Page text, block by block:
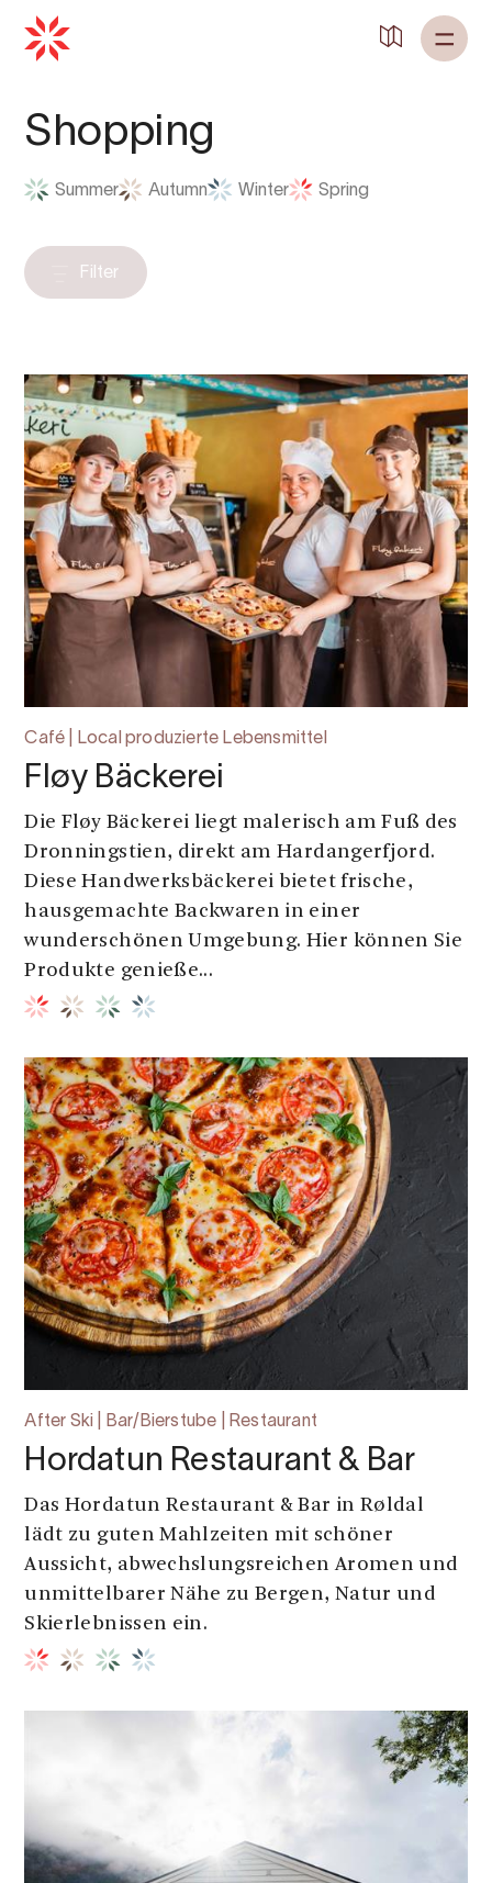
Shopping
Summer Autumn Winter Spring
Filter
Café | Local produzierte Lebensmittel
Fløy Bäckerei
Die Fløy Bäckerei liegt malerisch am Fuß des
Dronningstien, direkt am Hardangerfjord.
Diese Handwerksbäckerei bietet frische,
hausgemachte Backwaren in einer
wunderschönen Umgebung. Hier können Sie
Produkte genieße...
After Ski | Bar/Bierstube | Restaurant
Hordatun Restaurant & Bar
Das Hordatun Restaurant & Bar in Røldal
lädt zu guten Mahlzeiten mit schöner
Aussicht, abwechslungsreichen Aromen und
unmittelbarer Nähe zu Bergen, Natur und
Skierlebnissen ein.